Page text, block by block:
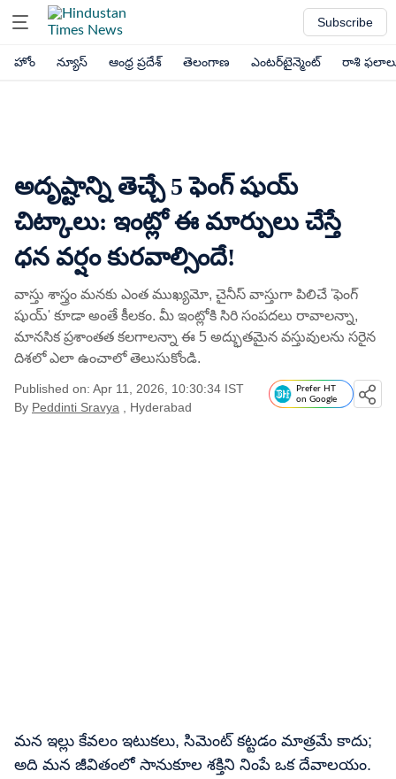
Subscribe
హోం న్యూస్ ఆంధ్ర ప్రదేశ్ తెలంగాణ ఎంటర్‌టైన్మెంట్ రాశి
అదృష్టాన్ని తెచ్చే 5 ఫెంగ్ షుయ్
చిట్కాలు: ఇంట్లో ఈ మార్పులు చేస్తే
ధన వర్షం కురవాల్సిందే!
వాస్తు శాస్త్రం మనకు ఎంత ముఖ్యమో, చైనీస్ వాస్తుగా పిలిచే 'ఫెంగ్
షుయ్' కూడా అంతే కీలకం. మీ ఇంట్లోకి సిరి సంపదలు రావాలన్నా,
మానసిక ప్రశాంతత కలగాలన్నా ఈ 5 అద్భుతమైన వస్తువులను సరైన
దిశలో ఎలా ఉంచాలో తెలుసుకోండి.
Published on: Apr 11, 2026, 10:30:34 IST
By Peddinti Sravya , Hyderabad
Prefer HT
on Google
మన ఇల్లు కేవలం ఇటుకలు, సిమెంట్ కట్టడం మాత్రమే కాదు;
అది మన జీవితంలో సానుకూల శక్తిని నింపే ఒక దేవాలయం.